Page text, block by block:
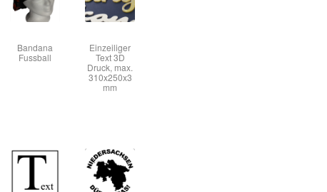
Bandana
Fussball
Einzeiliger
Text 3D
Druck, max.
310x250x3
mm